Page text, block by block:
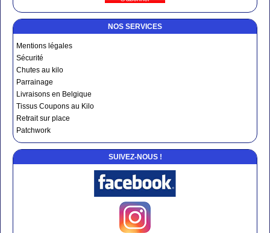
NOS SERVICES
Mentions légales
Sécurité
Chutes au kilo
Parrainage
Livraisons en Belgique
Tissus Coupons au Kilo
Retrait sur place
Patchwork
SUIVEZ-NOUS !